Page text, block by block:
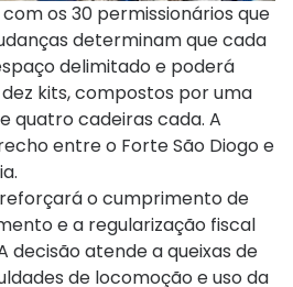
os 30 permissionários que
determinam que cada
delimitado e poderá
kits, compostos por uma
quatro cadeiras cada. A
entre o Forte São Diogo e
reforçará o cumprimento de
e a regularização fiscal
decisão atende a queixas de
de locomoção e uso da